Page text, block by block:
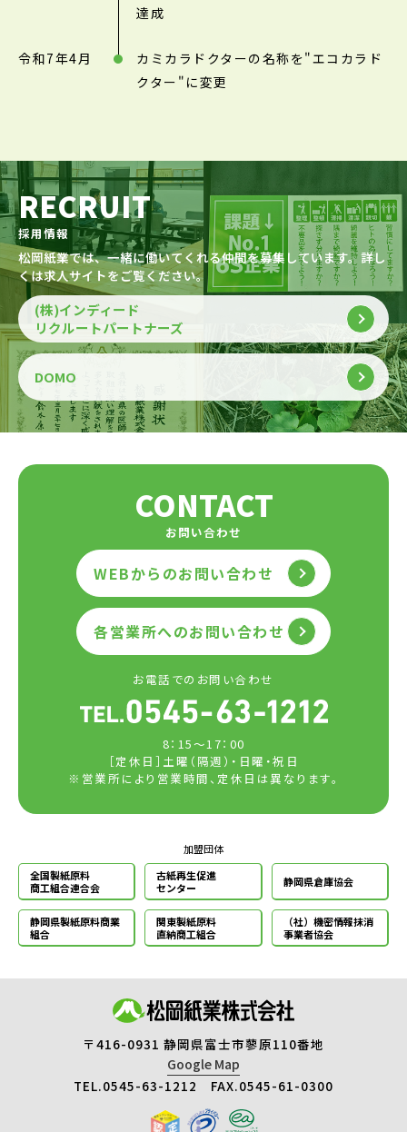
達成
令和7年4月
カミカラドクターの名称を"エコカラド
クター"に変更
RECRUIT
採用情報
松岡紙業では、一緒に働いてくれる仲間を募集しています。詳し
くは求人サイトをご覧ください。
(株)インディード
リクルートパートナーズ
DOMO
CONTACT
お問い合わせ
WEBからのお問い合わせ
各営業所へのお問い合わせ
お電話でのお問い合わせ
8：15～17：00
［定休日］土曜（隔週）・日曜・祝日
※営業所により営業時間、定休日は異なります。
加盟団体
全国製紙原料
商工組合連合会
古紙再生促進
センター
静岡県倉庫協会
静岡県製紙原料商業
組合
関東製紙原料
直納商工組合
（社）機密情報抹消
事業者協会
〒416-0931 静岡県富士市蓼原110番地
Google Map
TEL.0545-63-1212 FAX.0545-61-0300